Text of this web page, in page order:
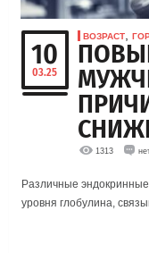
10
03.25
ВОЗРАСТ,
1313
Различные
уровня глобулина,